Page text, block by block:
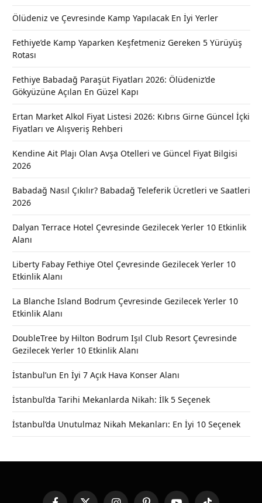
Ölüdeniz ve Çevresinde Kamp Yapılacak En İyi Yerler
Fethiye’de Kamp Yaparken Keşfetmeniz Gereken 5 Yürüyüş
Rotası
Fethiye Babadağ Paraşüt Fiyatları 2026: Ölüdeniz’de
Gökyüzüne Açılan En Güzel Kapı
Ertan Market Alkol Fiyat Listesi 2026: Kıbrıs Girne Güncel İçki
Fiyatları ve Alışveriş Rehberi
Kendine Ait Plajı Olan Avşa Otelleri ve Güncel Fiyat Bilgisi
2026
Babadağ Nasıl Çıkılır? Babadağ Teleferik Ücretleri ve Saatleri
2026
Dalyan Terrace Hotel Çevresinde Gezilecek Yerler 10 Etkinlik
Alanı
Liberty Fabay Fethiye Otel Çevresinde Gezilecek Yerler 10
Etkinlik Alanı
La Blanche Island Bodrum Çevresinde Gezilecek Yerler 10
Etkinlik Alanı
DoubleTree by Hilton Bodrum Işıl Club Resort Çevresinde
Gezilecek Yerler 10 Etkinlik Alanı
İstanbul’un En İyi 7 Açık Hava Konser Alanı
İstanbul’da Tarihi Mekanlarda Nikah: İlk 5 Seçenek
İstanbul’da Unutulmaz Nikah Mekanları: En İyi 10 Seçenek